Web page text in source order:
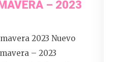
– 2023
2023 Nuevo
– 2023